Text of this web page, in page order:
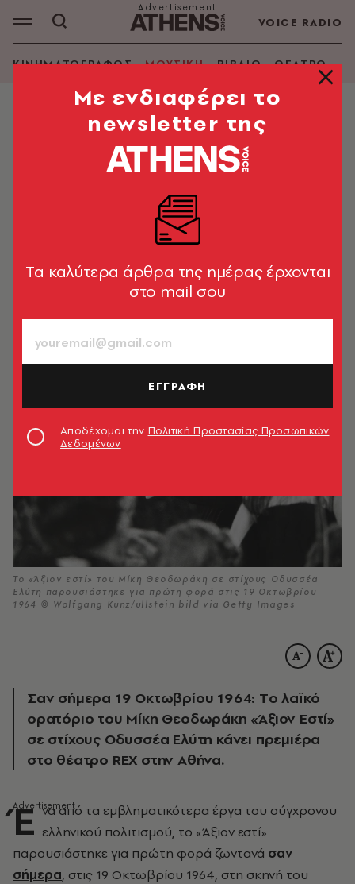
VOICE RADIO
ΚΙΝΗΜΑΤΟΓΡΑΦΟΣ ΜΟΥΣΙΚΗ ΒΙΒΛΙΟ ΘΕΑΤΡΟ -
Σαν σήμερα το 1964, το «Άξιον
Εστί» του Μίκη Θεοδωράκη σε
στίχους Οδυσσέα Ελύτη κάνει
πρεμιέρα στο θέατρο RΕΧ
Η ιστορία πίσω από τη δημιουργία ενός μνημειώδους
έργου του ελληνικού πολιτισμού
Newsroom
19.10.2023, 09:10
Το «Άξιον εστί» του Μίκη Θεοδωράκη σε στίχους Οδυσσέα
Ελύτη παρουσιάστηκε για πρώτη φορά στις 19 Οκτωβρίου
1964 © Wolfgang Kunz/ullstein bild via Getty Images
Σαν σήμερα 19 Οκτωβρίου 1964: Τo λαϊκό
ορατόριο του Μίκη Θεοδωράκη «Άξιον Εστί»
σε στίχους Οδυσσέα Ελύτη κάνει πρεμιέρα
στο θέατρο RΕΧ στην Αθήνα.
Έ να από τα εμβληματικότερα έργα του σύγχρονου
ελληνικού πολιτισμού, το «Άξιον εστί»
παρουσιάστηκε για πρώτη φορά ζωντανά σαν
σήμερα, στις 19 Οκτωβρίου 1964, στη σκηνή του
Mε ενδιαφέρει το
newsletter της
Tα καλύτερα άρθρα της ημέρας έρχονται
στο mail σου
ΕΓΓΡΑΦΗ
Αποδέχομαι την Πολιτική Προστασίας Προσωπικών
Δεδομένων